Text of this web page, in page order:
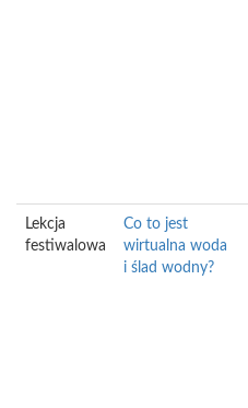
Lekcja
festiwalowa
Co to jest
wirtualna woda
i ślad wodny?